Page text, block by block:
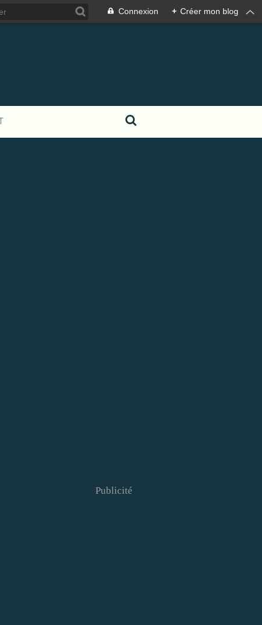
Connexion + Créer mon blog
Publicité